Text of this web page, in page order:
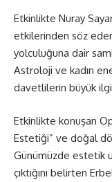
Etkinlikte Nuray
etkilerinden söz
yolculuğuna dair
Astroloji ve kadın
davetlilerin büyük
Etkinlikte konuşan
Estetiği” ve doğal
Günümüzde estetik
çıktığını belirten